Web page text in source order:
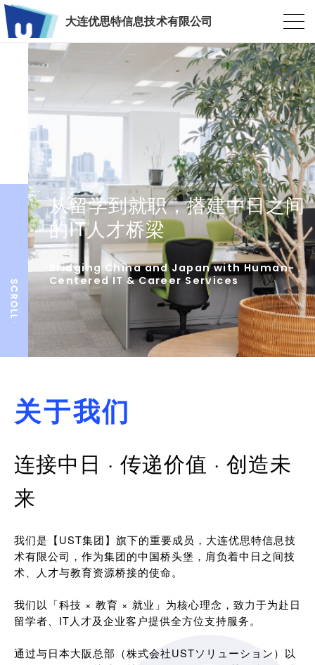
大连优思特信息技术有限公司
从留学到就职，搭建中日之间
的IT人才桥梁
Bridging China and Japan with Human-
Centered IT & Career Services
关于我们
连接中日 · 传递价值 · 创造未
来
我们是【UST集团】旗下的重要成员，大连优思特信息技
术有限公司，作为集团的中国桥头堡，肩负着中日之间技
术、人才与教育资源桥接的使命。
我们以「科技 × 教育 × 就业」为核心理念，致力于为赴日
留学者、IT人才及企业客户提供全方位支持服务。
通过与日本大阪总部（株式会社USTソリューション）以